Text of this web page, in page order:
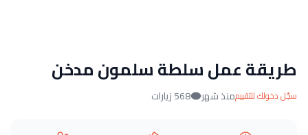
طريقة عمل سلطة سلمون مدخن
سجّل دخولك للتقييممنذ شهر 568 زيارات